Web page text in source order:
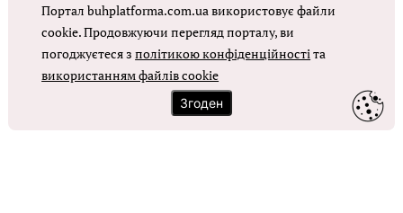
Оплата праці в КНП
ОТРИМАТИ ДОСТУП
Портал buhplatforma.com.ua використовує файли
cookie. Продовжуючи перегляд порталу, ви
погоджуєтеся зполітикою конфіденційностіта
використанням файлів cookie
Згоден